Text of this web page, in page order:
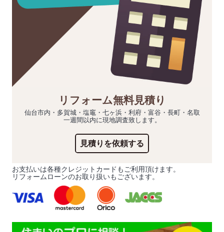
リフォーム無料見積り
仙台市内・多賀城・塩竈・七ヶ浜・利府・富谷・長町・名取
一週間以内に現地調査致します。
見積りを依頼する
お支払いは各種クレジットカードもご利用頂けます。
リフォームローンのお取り扱いもございます。